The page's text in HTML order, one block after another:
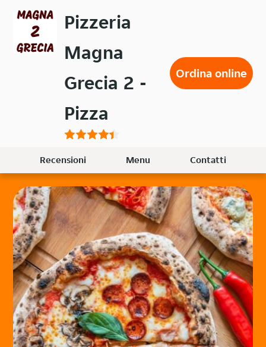
Passa
contenuto
principale
Pizzeria
Magna
Grecia 2 -
Pizza
Ordina online
Recensioni Menu Contatti